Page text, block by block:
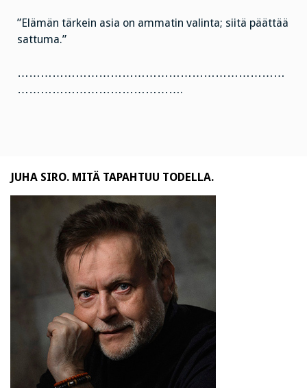
”Elämän tärkein asia on ammatin valinta; siitä päättää
sattuma.”
……………………………………………………………
…………………………………….
JUHA SIRO. MITÄ TAPAHTUU TODELLA.